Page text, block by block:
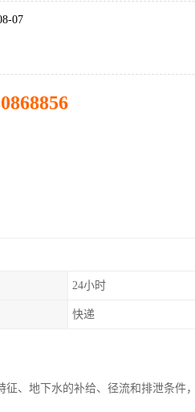
07
24小时
快递
、地下水的补给、径流和排泄条件